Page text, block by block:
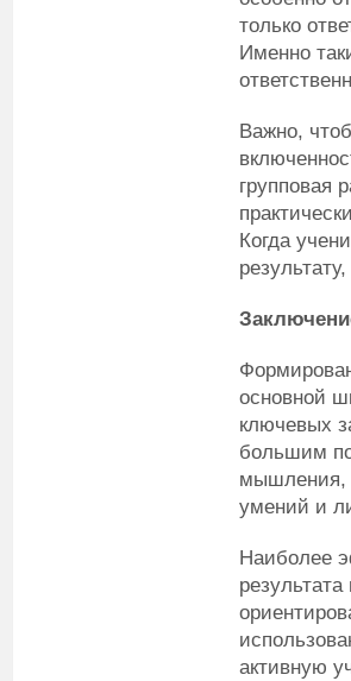
только
Именно
Важно,
групповая
Когда
основной
ключевых
большим
мышления,
умений и
Наиболее
активную